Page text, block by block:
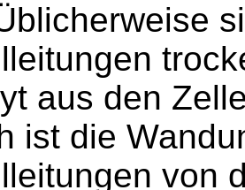
aus den
ist die
von